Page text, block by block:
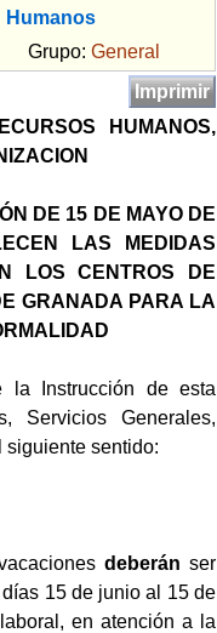
Humanos
Grupo: General
Imprimir
HUMANOS,
DE 15 DE MAYO DE
LAS MEDIDAS
LOS CENTROS DE
GRANADA PARA LA
la Instrucción de esta
Servicios Generales,
siguiente sentido:
deberán ser
15 de junio al 15 de
en atención a la